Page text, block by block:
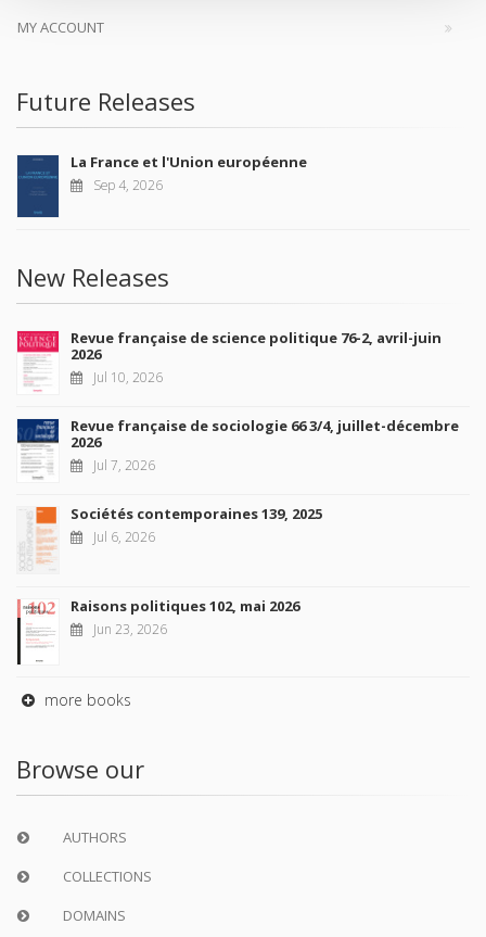
MY ACCOUNT
Future Releases
La France et l'Union européenne
Sep 4, 2026
New Releases
Revue française de science politique 76-2, avril-juin
2026
Jul 10, 2026
Revue française de sociologie 66 3/4, juillet-décembre
2026
Jul 7, 2026
Sociétés contemporaines 139, 2025
Jul 6, 2026
Raisons politiques 102, mai 2026
Jun 23, 2026
more books
Browse our
AUTHORS
COLLECTIONS
DOMAINS